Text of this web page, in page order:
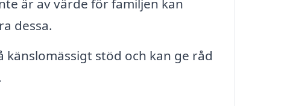
är av värde för familjen kan
dessa.
stöd och kan ge råd